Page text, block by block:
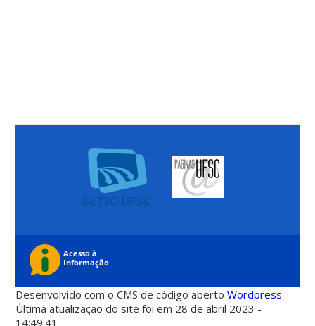
Desenvolvido com o CMS de código abertoWordpress
Última atualização do site foi em 28 de abril 2023 -
14:49:41